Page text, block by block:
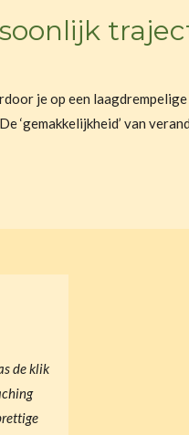
je op een
‘gemakkelijkheid’ van
de klik